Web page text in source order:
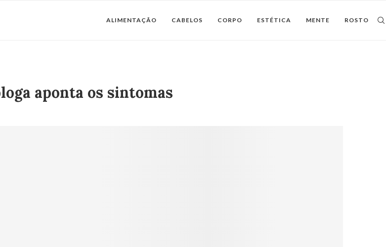
ALIMENTAÇÃO CABELOS CORPO ESTÉTICA MENTE ROSTO
aponta os sintomas